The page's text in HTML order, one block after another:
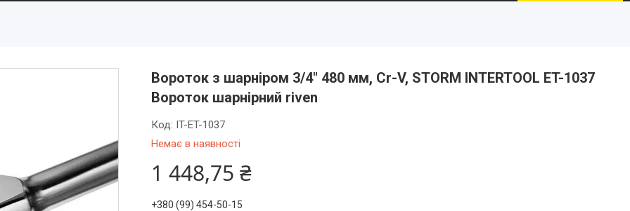
Вороток з шарніром 3/4" 480 мм, Cr-V, STORM INTERTOOL ET-1037
Вороток шарнірний riven
Немає в наявності
Код: IT-ET-1037
1 448,75 ₴
+380 (99) 454-50-15